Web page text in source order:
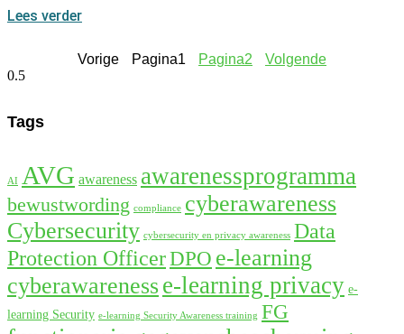
Lees verder
Vorige Pagina1 Pagina2 Volgende
Tags
AI AVG awareness awarenessprogramma
bewustwording compliance cyberawareness
Cybersecurity cybersecurity en privacy awareness Data
Protection OfficerDPO e-learning
cyberawarenesse-learning privacy e-
learning Security e-learning Security Awareness training FG